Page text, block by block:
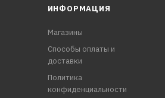
ИНФОРМАЦИЯ
Магазины
Способы оплаты и
доставки
Политика
конфиденциальности